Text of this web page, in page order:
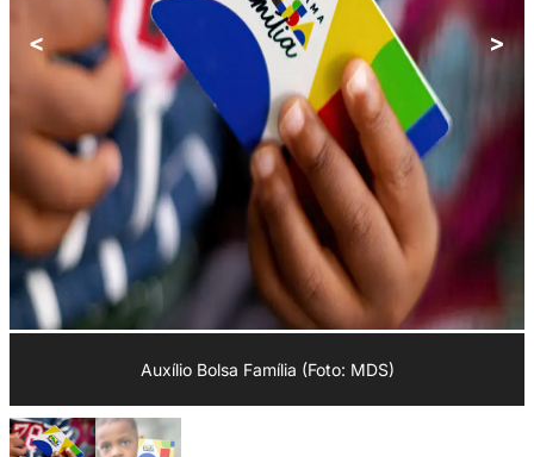
< >
Auxílio Bolsa Família (Foto: MDS)